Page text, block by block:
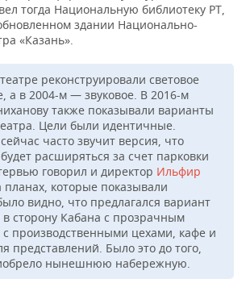
тогда Национальную библиотеку РТ,
здании Национально-
«Казань».
реконструировали световое
а в 2004-м — звуковое. В 2016-м
также показывали варианты
Цели были идентичные.
часто звучит версия, что
расширяться за счет парковки
говорил и директор Ильфир
планах, которые показывали
видно, что предлагался вариант
сторону Кабана с прозрачным
производственными цехами, кафе и
представлений. Было это до того,
нынешнюю набережную.